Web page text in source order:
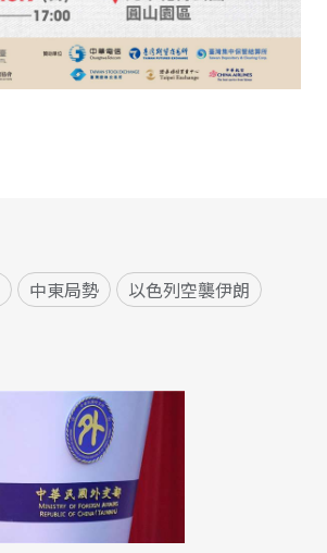
中東局勢
以色列空襲伊朗